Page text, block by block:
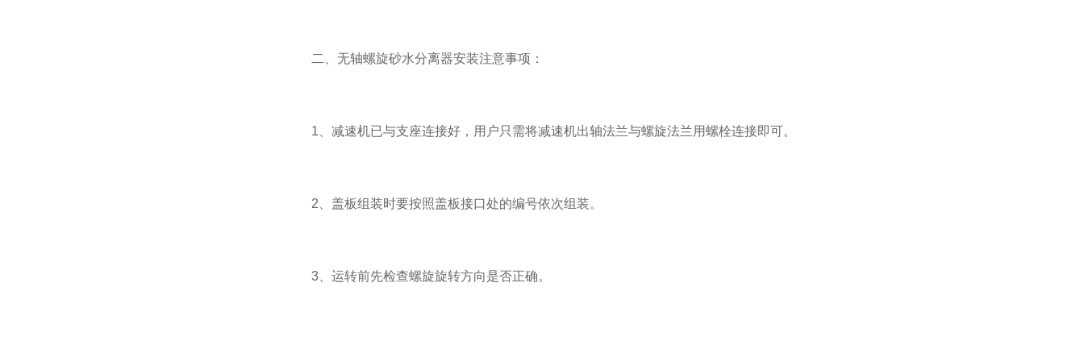
二、无轴螺旋砂水分离器安装注意事项：
1、减速机已与支座连接好，用户只需将减速机出轴法兰与螺旋法兰用螺栓连接即可。
2、盖板组装时要按照盖板接口处的编号依次组装。
3、运转前先检查螺旋旋转方向是否正确。